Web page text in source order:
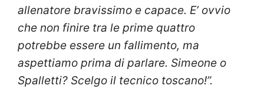
allenatore bravissimo e capace. E’ ovvio
che non finire tra le prime quattro
potrebbe essere un fallimento, ma
aspettiamo prima di parlare. Simeone o
Spalletti? Scelgo il tecnico toscano!”.